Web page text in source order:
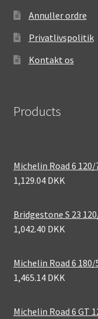
Annuller ordre
Privatlivspolitik
Kontakt os
Products
Michelin Road 6
1,129.04 DKK
Bridgestone S 23
1,042.40 DKK
Michelin Road 6
1,465.14 DKK
Michelin Road 6 GT